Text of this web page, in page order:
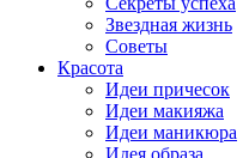
Звездная жизнь
Советы
Красота
Идеи причесок
Идеи макияжа
Идеи маникюра
Идея образа